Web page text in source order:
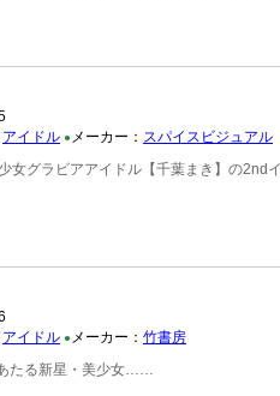
アイドル ● メーカー： スパイスビジュアル
女グラビアアイドル【千葉まき】の2nd
アイドル ● メーカー： 竹書房
たる新星・美少女……